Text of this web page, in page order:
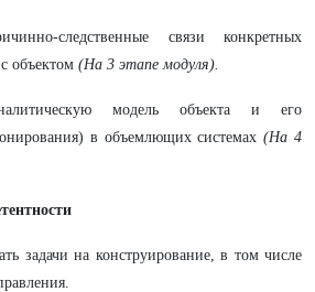
следственные связи конкретных
объектом (На 3 этапе модуля).
модель объекта и его
в объемлющих системах(На 4
задачи на конструирование, в том числе